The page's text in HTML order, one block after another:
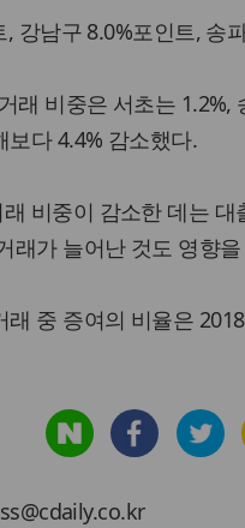
강남구 8.0%포인트, 송
래 비중은 서초는 1.2%,
다 4.4% 감소했다.
비중이 감소한 데는
래가 늘어난 것도 영향
중 증여의 비율은